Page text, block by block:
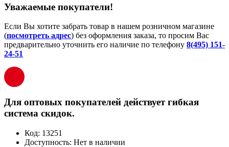
Уважаемые покупатели!
Если Вы хотите забрать товар в нашем розничном магазине
(посмотреть адрес) без оформления заказа, то просим Вас
предварительно уточнить его наличие по телефону 8(495) 151-
24-51
Для оптовых покупателей действует гибкая
система скидок.
Код: 13251
Доступность: Нет в наличии